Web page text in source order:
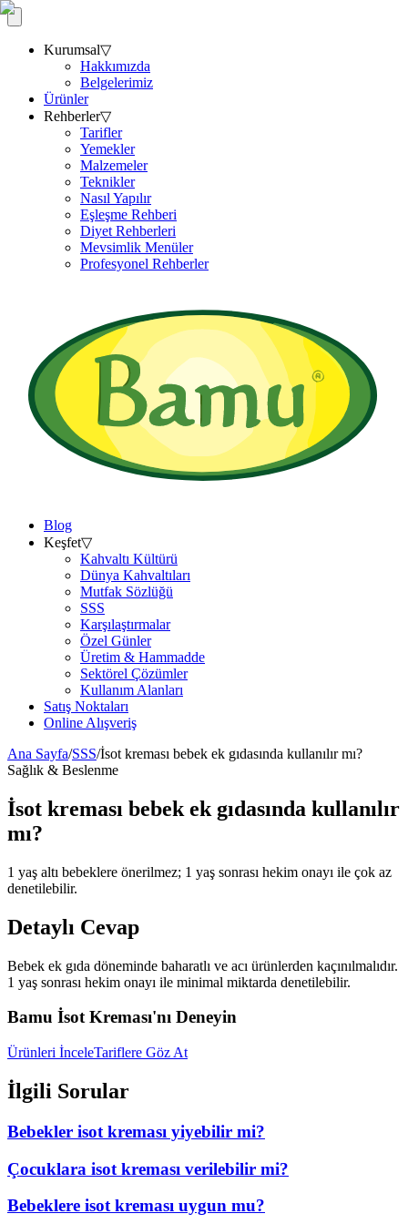
Kurumsal▽
Hakkımızda
Belgelerimiz
Ürünler
Rehberler▽
Tarifler
Yemekler
Malzemeler
Teknikler
Nasıl Yapılır
Eşleşme Rehberi
Diyet Rehberleri
Mevsimlik Menüler
Profesyonel Rehberler
Blog
Keşfet▽
Kahvaltı Kültürü
Dünya Kahvaltıları
Mutfak Sözlüğü
SSS
Karşılaştırmalar
Özel Günler
Üretim & Hammadde
Sektörel Çözümler
Kullanım Alanları
Satış Noktaları
Online Alışveriş
Ana Sayfa/SSS/İsot kreması bebek ek gıdasında kullanılır mı?
Sağlık & Beslenme
İsot kreması bebek ek gıdasında kullanılır
mı?
1 yaş altı bebeklere önerilmez; 1 yaş sonrası hekim onayı ile çok az
denetilebilir.
Detaylı Cevap
Bebek ek gıda döneminde baharatlı ve acı ürünlerden kaçınılmalıdır.
1 yaş sonrası hekim onayı ile minimal miktarda denetilebilir.
Bamu İsot Kreması'nı Deneyin
Ürünleri İnceleTariflere Göz At
İlgili Sorular
Bebekler isot kreması yiyebilir mi?
Çocuklara isot kreması verilebilir mi?
Bebeklere isot kreması uygun mu?